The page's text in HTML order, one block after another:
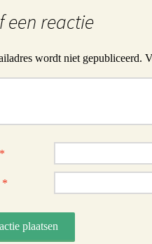
een reactie
wordt niet gepubliceerd.
*
*